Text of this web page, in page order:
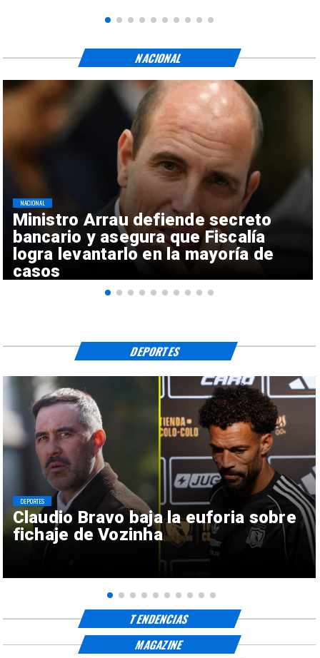
Ministro Arrau defiende secreto
bancario y asegura que Fiscalía
logra levantarlo en la mayoría de
casos
NACIONAL
NACIONAL
Claudio Bravo baja la euforia sobre
fichaje de Vozinha
DEPORTES
DEPORTES
TENDENCIAS
MAGAZINE